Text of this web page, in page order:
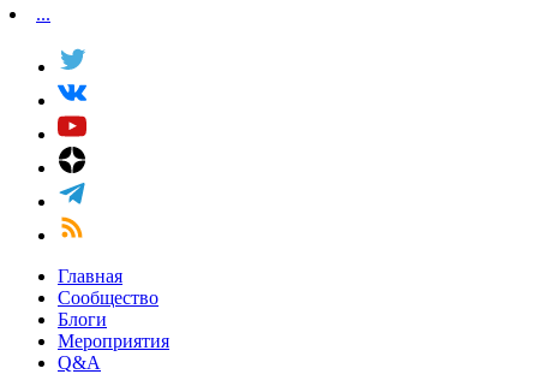
...
Главная
Сообщество
Блоги
Мероприятия
Q&A